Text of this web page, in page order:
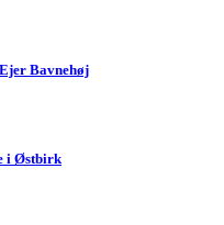
Bavnehøj
i Østbirk